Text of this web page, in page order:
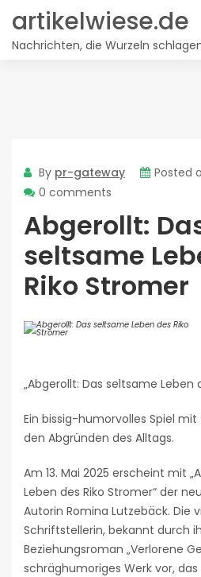
content
artikelwiese.de
Nachrichten, die Wurzeln
By pr-gateway Posted
0 comments
Abgerollt:
seltsame
Riko Stromer
„Abgerollt: Das seltsame Leben
Ein bissig-humorvolles Spiel
den Abgründen des Alltags.
Am 13. Mai 2025 erscheint mit
Leben des Riko Stromer“ der
Autorin Romina Lutzebäck. Die
Schriftstellerin, bekannt durch
Beziehungsroman „Verlorene
schräghumoriges Werk vor,